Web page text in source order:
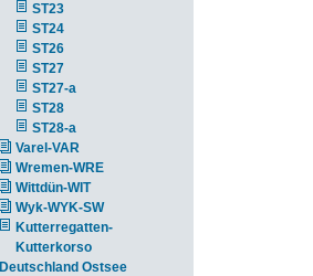
ST23
ST24
ST26
ST27
ST27-a
ST28
ST28-a
Varel-VAR
Wremen-WRE
Wittdün-WIT
Wyk-WYK-SW
Kutterregatten-
Kutterkorso
Deutschland Ostsee